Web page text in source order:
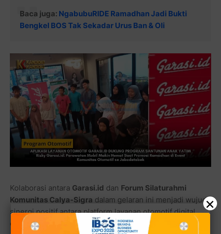
Baca juga: NgabubuRIDE Ramadhan Jadi Bukti
Bengkel BOS Tak Sekadar Urus Ban & Oli
Kolaborasi antara Garasi.id dan Forum Silaturahmi
Komunitas Calya-Sigra dalam gelaran ini menjadi wujud
sinergi positif antara platform layanan otomotif digital
dengan komunitas pengguna.
×